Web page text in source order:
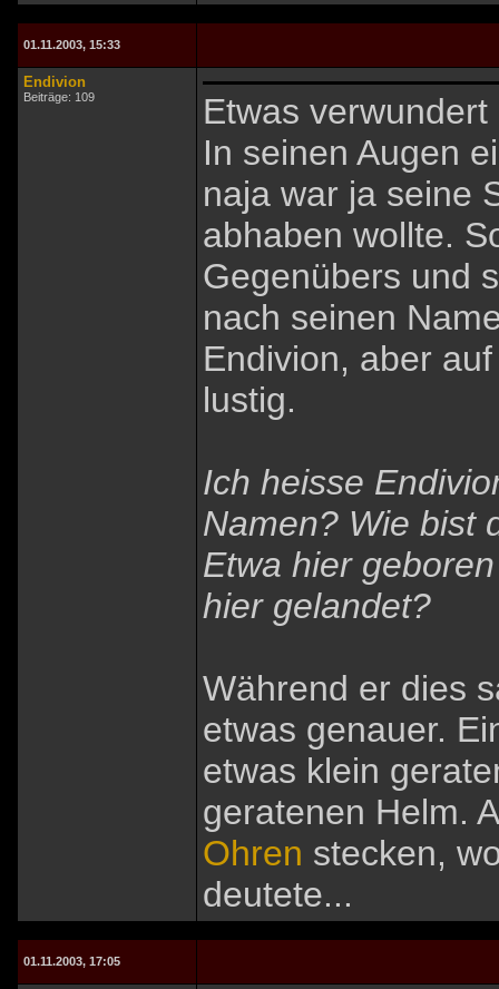
01.11.2003, 15:33
Endivion
Beiträge: 109
Etwas
In seinen Augen
naja war ja seine
abhaben wollte.
Gegenübers und
nach seinen
Endivion, aber
lustig.
Ich heisse
Namen? Wie bist
Etwa hier
hier gelandet?
Während er dies
etwas genauer.
etwas klein
geratenen Helm.
Ohren stecken,
deutete...
01.11.2003, 17:05